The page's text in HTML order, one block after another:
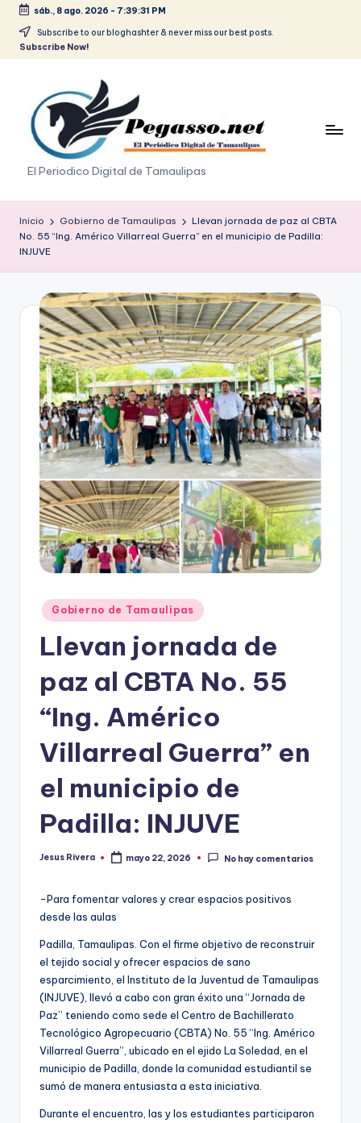
Saltar
sáb., 8 ago. 2026 - 7:39:32 PM
Subscribe to our bloghashter & never miss our best posts.
Subscribe Now!
p
e
g
a
s
o
p
El Periodico Digital de Tamaulipas
Inicio Gobierno de Tamaulipas
Llevan jornada de paz al CBTA
No. 55 “Ing. Américo Villarreal Guerra” en el municipio de Padilla:
INJUVE
Publicado
en
Gobierno de Tamaulipas
Llevan jornada de
paz al CBTA No. 55
“Ing. Américo
Villarreal Guerra” en
el municipio de
Padilla: INJUVE
Publicado
Jesus Rivera mayo 22, 2026 No hay comentarios
-Para fomentar valores y crear espacios positivos
desde las aulas
Padilla, Tamaulipas. Con el firme objetivo de reconstruir
el tejido social y ofrecer espacios de sano
esparcimiento, el Instituto de la Juventud de Tamaulipas
(INJUVE), llevó a cabo con gran éxito una “Jornada de
Paz” teniendo como sede el Centro de Bachillerato
Tecnológico Agropecuario (CBTA) No. 55 “Ing. Américo
Villarreal Guerra”, ubicado en el ejido La Soledad, en el
municipio de Padilla, donde la comunidad estudiantil se
sumó de manera entusiasta a esta iniciativa.
Durante el encuentro, las y los estudiantes participaron